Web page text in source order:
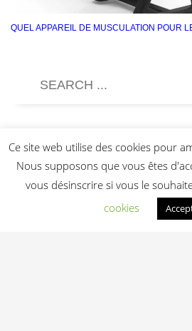
QUEL APPAREIL DE MUSCULATION POUR
Ce site web utilise des cookies pour
Nous supposons que vous êtes
vous désinscrire si vous le
cookies